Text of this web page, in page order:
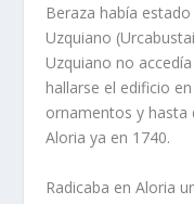
Beraza había
Uzquiano
Uzquiano no
hallarse el edificio
ornamentos y hasta
Aloria ya en 1740.
Radicaba en Aloria